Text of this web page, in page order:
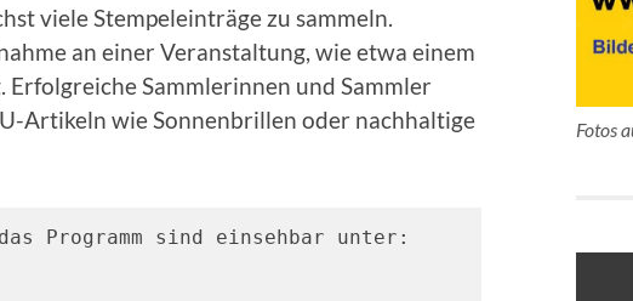
viele Stempeleinträge zu sammeln.
an einer Veranstaltung, wie etwa einem
Sammlerinnen und Sammler
Artikeln wie Sonnenbrillen oder nachhaltige
Fotos